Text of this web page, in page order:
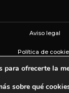
Aviso legal
Política de
Política de
Configuración de
para ofrecerte la
sobre qué